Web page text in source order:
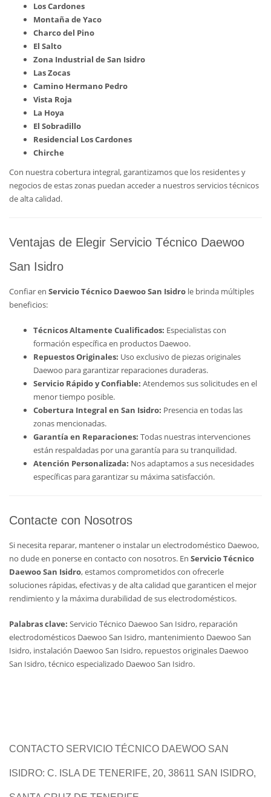
Los Cardones
Montaña de Yaco
Charco del Pino
El Salto
Zona Industrial de San Isidro
Las Zocas
Camino Hermano Pedro
Vista Roja
La Hoya
El Sobradillo
Residencial Los Cardones
Chirche
Con nuestra cobertura integral, garantizamos que los residentes y
negocios de estas zonas puedan acceder a nuestros servicios técnicos
de alta calidad.
Ventajas de Elegir Servicio Técnico Daewoo
San Isidro
Confiar en Servicio Técnico Daewoo San Isidro le brinda múltiples
beneficios:
Técnicos Altamente Cualificados: Especialistas con
formación específica en productos Daewoo.
Repuestos Originales: Uso exclusivo de piezas originales
Daewoo para garantizar reparaciones duraderas.
Servicio Rápido y Confiable: Atendemos sus solicitudes en el
menor tiempo posible.
Cobertura Integral en San Isidro: Presencia en todas las
zonas mencionadas.
Garantía en Reparaciones: Todas nuestras intervenciones
están respaldadas por una garantía para su tranquilidad.
Atención Personalizada: Nos adaptamos a sus necesidades
específicas para garantizar su máxima satisfacción.
Contacte con Nosotros
Si necesita reparar, mantener o instalar un electrodoméstico Daewoo,
no dude en ponerse en contacto con nosotros. En Servicio Técnico
Daewoo San Isidro, estamos comprometidos con ofrecerle
soluciones rápidas, efectivas y de alta calidad que garanticen el mejor
rendimiento y la máxima durabilidad de sus electrodomésticos.
Palabras clave: Servicio Técnico Daewoo San Isidro, reparación
electrodomésticos Daewoo San Isidro, mantenimiento Daewoo San
Isidro, instalación Daewoo San Isidro, repuestos originales Daewoo
San Isidro, técnico especializado Daewoo San Isidro.
CONTACTO SERVICIO TÉCNICO DAEWOO SAN
ISIDRO: C. ISLA DE TENERIFE, 20, 38611 SAN ISIDRO,